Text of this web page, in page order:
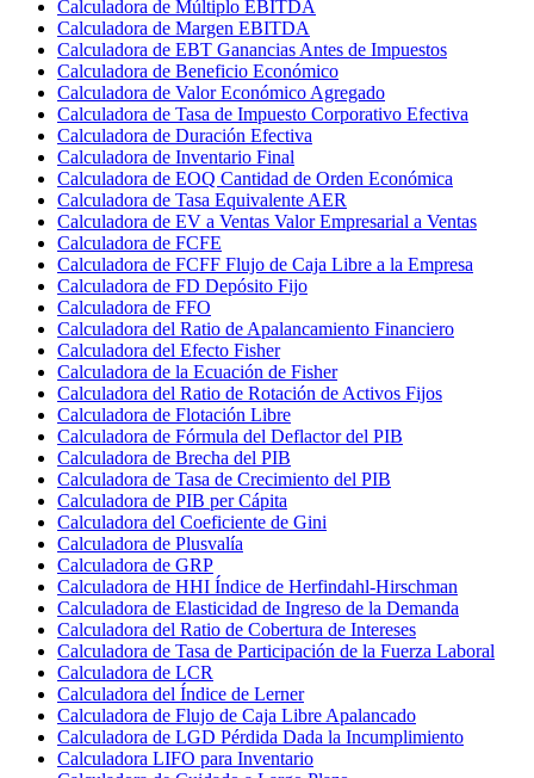
Calculadora de Múltiplo EBITDA
Calculadora de Margen EBITDA
Calculadora de EBT Ganancias Antes de Impuestos
Calculadora de Beneficio Económico
Calculadora de Valor Económico Agregado
Calculadora de Tasa de Impuesto Corporativo Efectiva
Calculadora de Duración Efectiva
Calculadora de Inventario Final
Calculadora de EOQ Cantidad de Orden Económica
Calculadora de Tasa Equivalente AER
Calculadora de EV a Ventas Valor Empresarial a Ventas
Calculadora de FCFE
Calculadora de FCFF Flujo de Caja Libre a la Empresa
Calculadora de FD Depósito Fijo
Calculadora de FFO
Calculadora del Ratio de Apalancamiento Financiero
Calculadora del Efecto Fisher
Calculadora de la Ecuación de Fisher
Calculadora del Ratio de Rotación de Activos Fijos
Calculadora de Flotación Libre
Calculadora de Fórmula del Deflactor del PIB
Calculadora de Brecha del PIB
Calculadora de Tasa de Crecimiento del PIB
Calculadora de PIB per Cápita
Calculadora del Coeficiente de Gini
Calculadora de Plusvalía
Calculadora de GRP
Calculadora de HHI Índice de Herfindahl-Hirschman
Calculadora de Elasticidad de Ingreso de la Demanda
Calculadora del Ratio de Cobertura de Intereses
Calculadora de Tasa de Participación de la Fuerza Laboral
Calculadora de LCR
Calculadora del Índice de Lerner
Calculadora de Flujo de Caja Libre Apalancado
Calculadora de LGD Pérdida Dada la Incumplimiento
Calculadora LIFO para Inventario